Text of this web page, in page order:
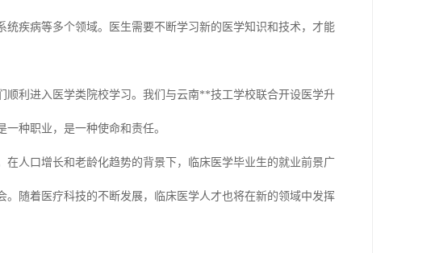
疾病等多个领域。医生需要不断学习新的医学知识和技术，才能
利进入医学类院校学习。我们与云南**技工学校联合开设医学升
种职业，是一种使命和责任。
人口增长和老龄化趋势的背景下，临床医学毕业生的就业前景广
随着医疗科技的不断发展，临床医学人才也将在新的领域中发挥